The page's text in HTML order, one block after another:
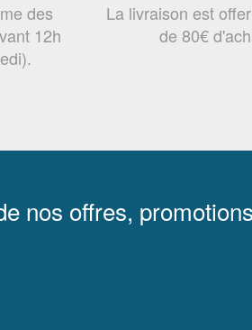
des
12h
La livraison est
de 80€
nos offres,